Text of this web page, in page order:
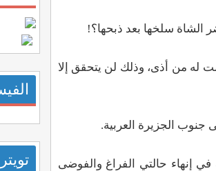
الشاة سلخها بعد ذبحها؟!
له من أذى، وذلك لن يتحقق إلا
الجزيرة العربية.
في إنهاء حالتي الفراغ والفوضى
تويتر